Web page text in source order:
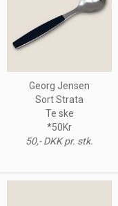
Georg Jensen
Sort Strata
Te ske
*50Kr
50,- DKK pr. stk.